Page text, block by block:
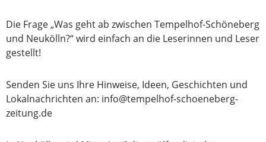
Die Frage „Was geht ab zwischen Tempelhof-Schöneberg
und Neukölln?“ wird einfach an die Leserinnen und Leser
gestellt!
Senden Sie uns Ihre Hinweise, Ideen, Geschichten und
Lokalnachrichten an: info@tempelhof-schoeneberg-
zeitung.de